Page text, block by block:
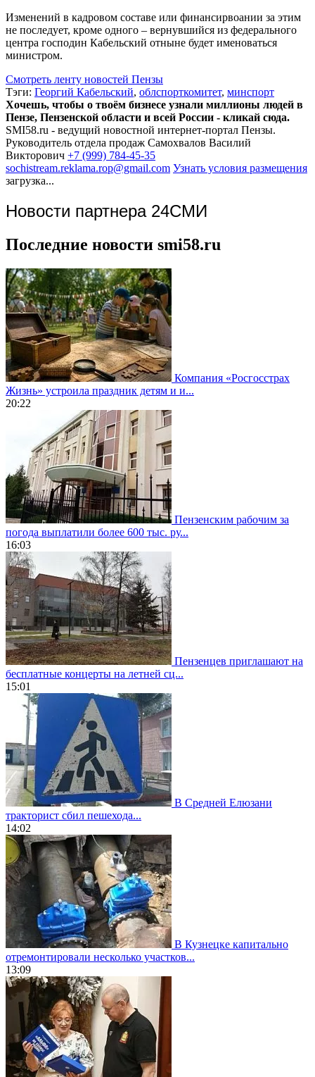
Изменений в кадровом составе или финансирвоании за этим
не последует, кроме одного – вернувшийся из федерального
центра господин Кабельский отныне будет именоваться
министром.
Смотреть ленту новостей Пензы
Тэги: Георгий Кабельский, облспорткомитет, минспорт
Хочешь, чтобы о твоём бизнесе узнали миллионы людей в
Пензе, Пензенской области и всей России - кликай сюда.
SMI58.ru - ведущий новостной интернет-портал Пензы.
Руководитель отдела продаж Самохвалов Василий
Викторович +7 (999) 784-45-35
sochistream.reklama.rop@gmail.com Узнать условия размещения
загрузка...
Новости партнера 24СМИ
Последние новости smi58.ru
Компания «Росгосстрах
Жизнь» устроила праздник детям и и...
20:22
Пензенским рабочим за
погода выплатили более 600 тыс. ру...
16:03
Пензенцев приглашают на
бесплатные концерты на летней сц...
15:01
В Средней Елюзани
тракторист сбил пешехода...
14:02
В Кузнецке капитально
отремонтировали несколько участков...
13:09